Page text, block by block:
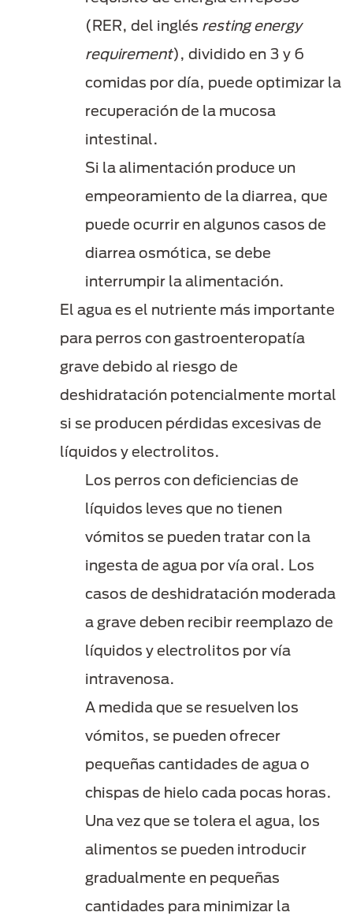
(RER, del inglés resting energy
requirement), dividido en 3 y 6
comidas por día, puede optimizar la
recuperación de la mucosa
intestinal.
Si la alimentación produce un
empeoramiento de la diarrea, que
puede ocurrir en algunos casos de
diarrea osmótica, se debe
interrumpir la alimentación.
El agua es el nutriente más importante
para perros con gastroenteropatía
grave debido al riesgo de
deshidratación potencialmente mortal
si se producen pérdidas excesivas de
líquidos y electrolitos.
Los perros con deficiencias de
líquidos leves que no tienen
vómitos se pueden tratar con la
ingesta de agua por vía oral. Los
casos de deshidratación moderada
a grave deben recibir reemplazo de
líquidos y electrolitos por vía
intravenosa.
A medida que se resuelven los
vómitos, se pueden ofrecer
pequeñas cantidades de agua o
chispas de hielo cada pocas horas.
Una vez que se tolera el agua, los
alimentos se pueden introducir
gradualmente en pequeñas
cantidades para minimizar la